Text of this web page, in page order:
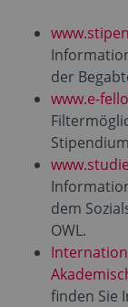
der
www.e-
dem
OWL.
finden Sie